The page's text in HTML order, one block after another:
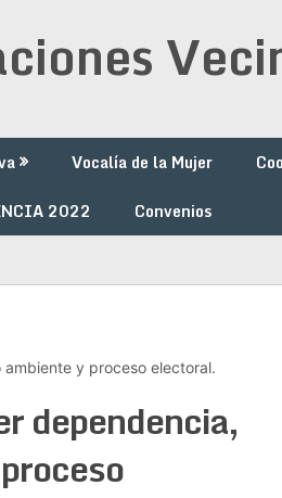
Vocalía de la Mujer
2022 Convenios
y proceso electoral.
dependencia,